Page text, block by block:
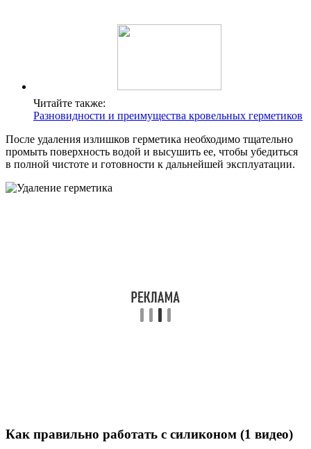
Читайте также:
Разновидности и преимущества кровельных герметиков
После удаления излишков герметика необходимо тщательно
промыть поверхность водой и высушить ее, чтобы убедиться
в полной чистоте и готовности к дальнейшей эксплуатации.
Как правильно работать с силиконом (1 видео)